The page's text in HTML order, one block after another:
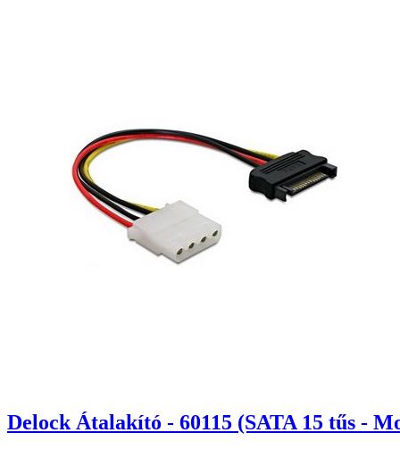
Delock Átalakító - 60115 (SATA 15 tűs -